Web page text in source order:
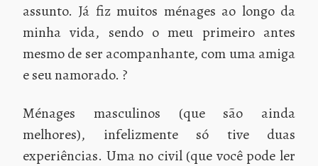
assunto. Já fiz muitos ménages ao longo da
minha vida, sendo o meu primeiro antes
mesmo de ser acompanhante, com uma amiga
e seu namorado. ?
Ménages masculinos (que são ainda
melhores), infelizmente só tive duas
experiências. Uma no civil (que você pode ler